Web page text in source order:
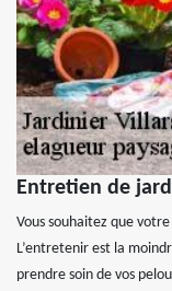
Entretien de
Vous souhaitez que
L’entretenir est la
prendre soin de vos